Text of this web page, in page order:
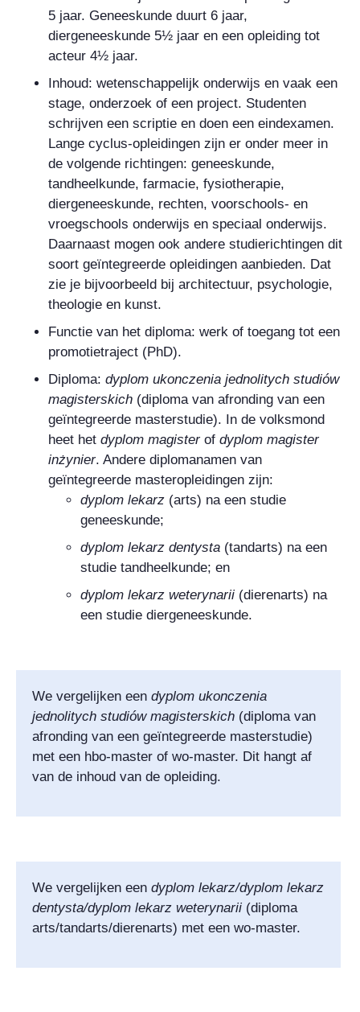
5 jaar. Geneeskunde duurt 6 jaar,
diergeneeskunde 5½ jaar en een opleiding tot
acteur 4½ jaar.
Inhoud: wetenschappelijk onderwijs en vaak een
stage, onderzoek of een project. Studenten
schrijven een scriptie en doen een eindexamen.
Lange cyclus-opleidingen zijn er onder meer in
de volgende richtingen: geneeskunde,
tandheelkunde, farmacie, fysiotherapie,
diergeneeskunde, rechten, voorschools- en
vroegschools onderwijs en speciaal onderwijs.
Daarnaast mogen ook andere studierichtingen dit
soort geïntegreerde opleidingen aanbieden. Dat
zie je bijvoorbeeld bij architectuur, psychologie,
theologie en kunst.
Functie van het diploma: werk of toegang tot een
promotietraject (PhD).
Diploma: dyplom ukonczenia jednolitych studiów
magisterskich (diploma van afronding van een
geïntegreerde masterstudie). In de volksmond
heet het dyplom magisterof dyplom magister
inżynier. Andere diplomanamen van
geïntegreerde masteropleidingen zijn:
dyplom lekarz (arts) na een studie
geneeskunde;
dyplom lekarz dentysta (tandarts) na een
studie tandheelkunde; en
dyplom lekarz weterynarii (dierenarts) na
een studie diergeneeskunde.
We vergelijken een dyplom ukonczenia
jednolitych studiów magisterskich (diploma van
afronding van een geïntegreerde masterstudie)
met een hbo-master of wo-master. Dit hangt af
van de inhoud van de opleiding.
We vergelijken een dyplom lekarz/dyplom lekarz
dentysta/dyplom lekarz weterynarii (diploma
arts/tandarts/dierenarts) met een wo-master.